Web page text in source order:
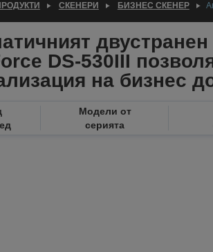
СКЕНЕРИ БИЗНЕС СКЕНЕР
двустранен
DS-530III
на бизнес
Модели от
серията